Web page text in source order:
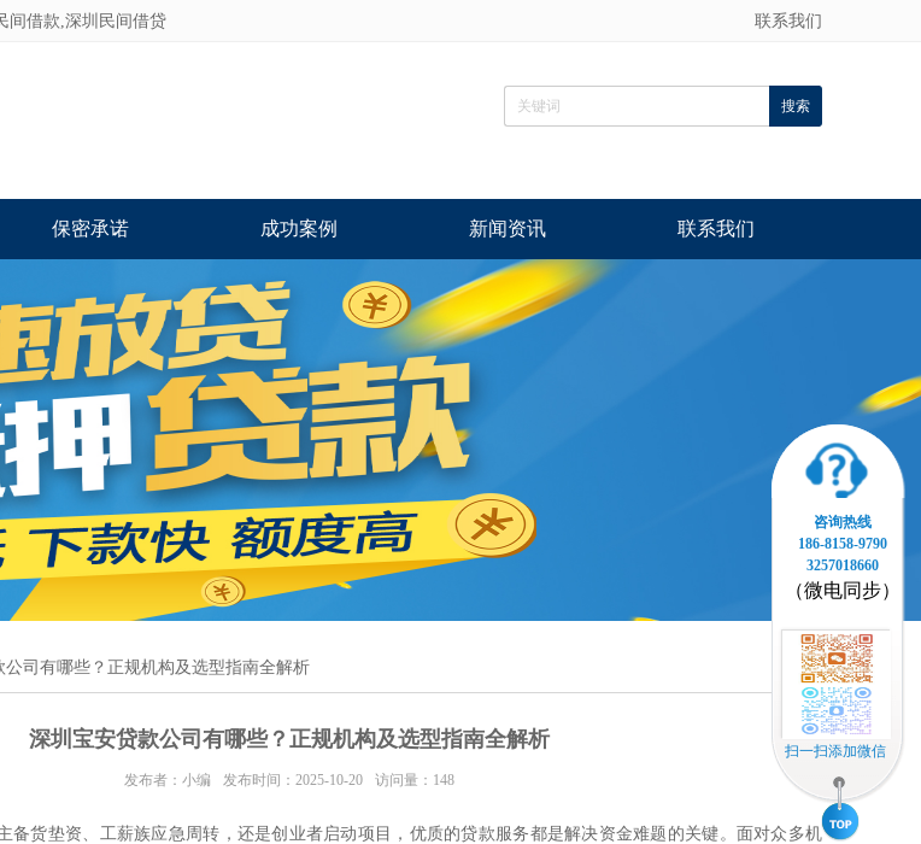
间借款,深圳民间借贷 联系我们
保密承诺 成功案例 新闻资讯 联系我们
公司有哪些？正规机构及选型指南全解析
深圳宝安贷款公司有哪些？正规机构及选型指南全解析
发布者：小编 发布时间：2025-10-20 访问量：148
备货垫资、工薪族应急周转，还是创业者启动项目，优质的贷款服务都是解决资金难题的关键。面对众多机
咨询热线
186-8158-9790
3257018660
（微电同步）
扫一扫添加微信